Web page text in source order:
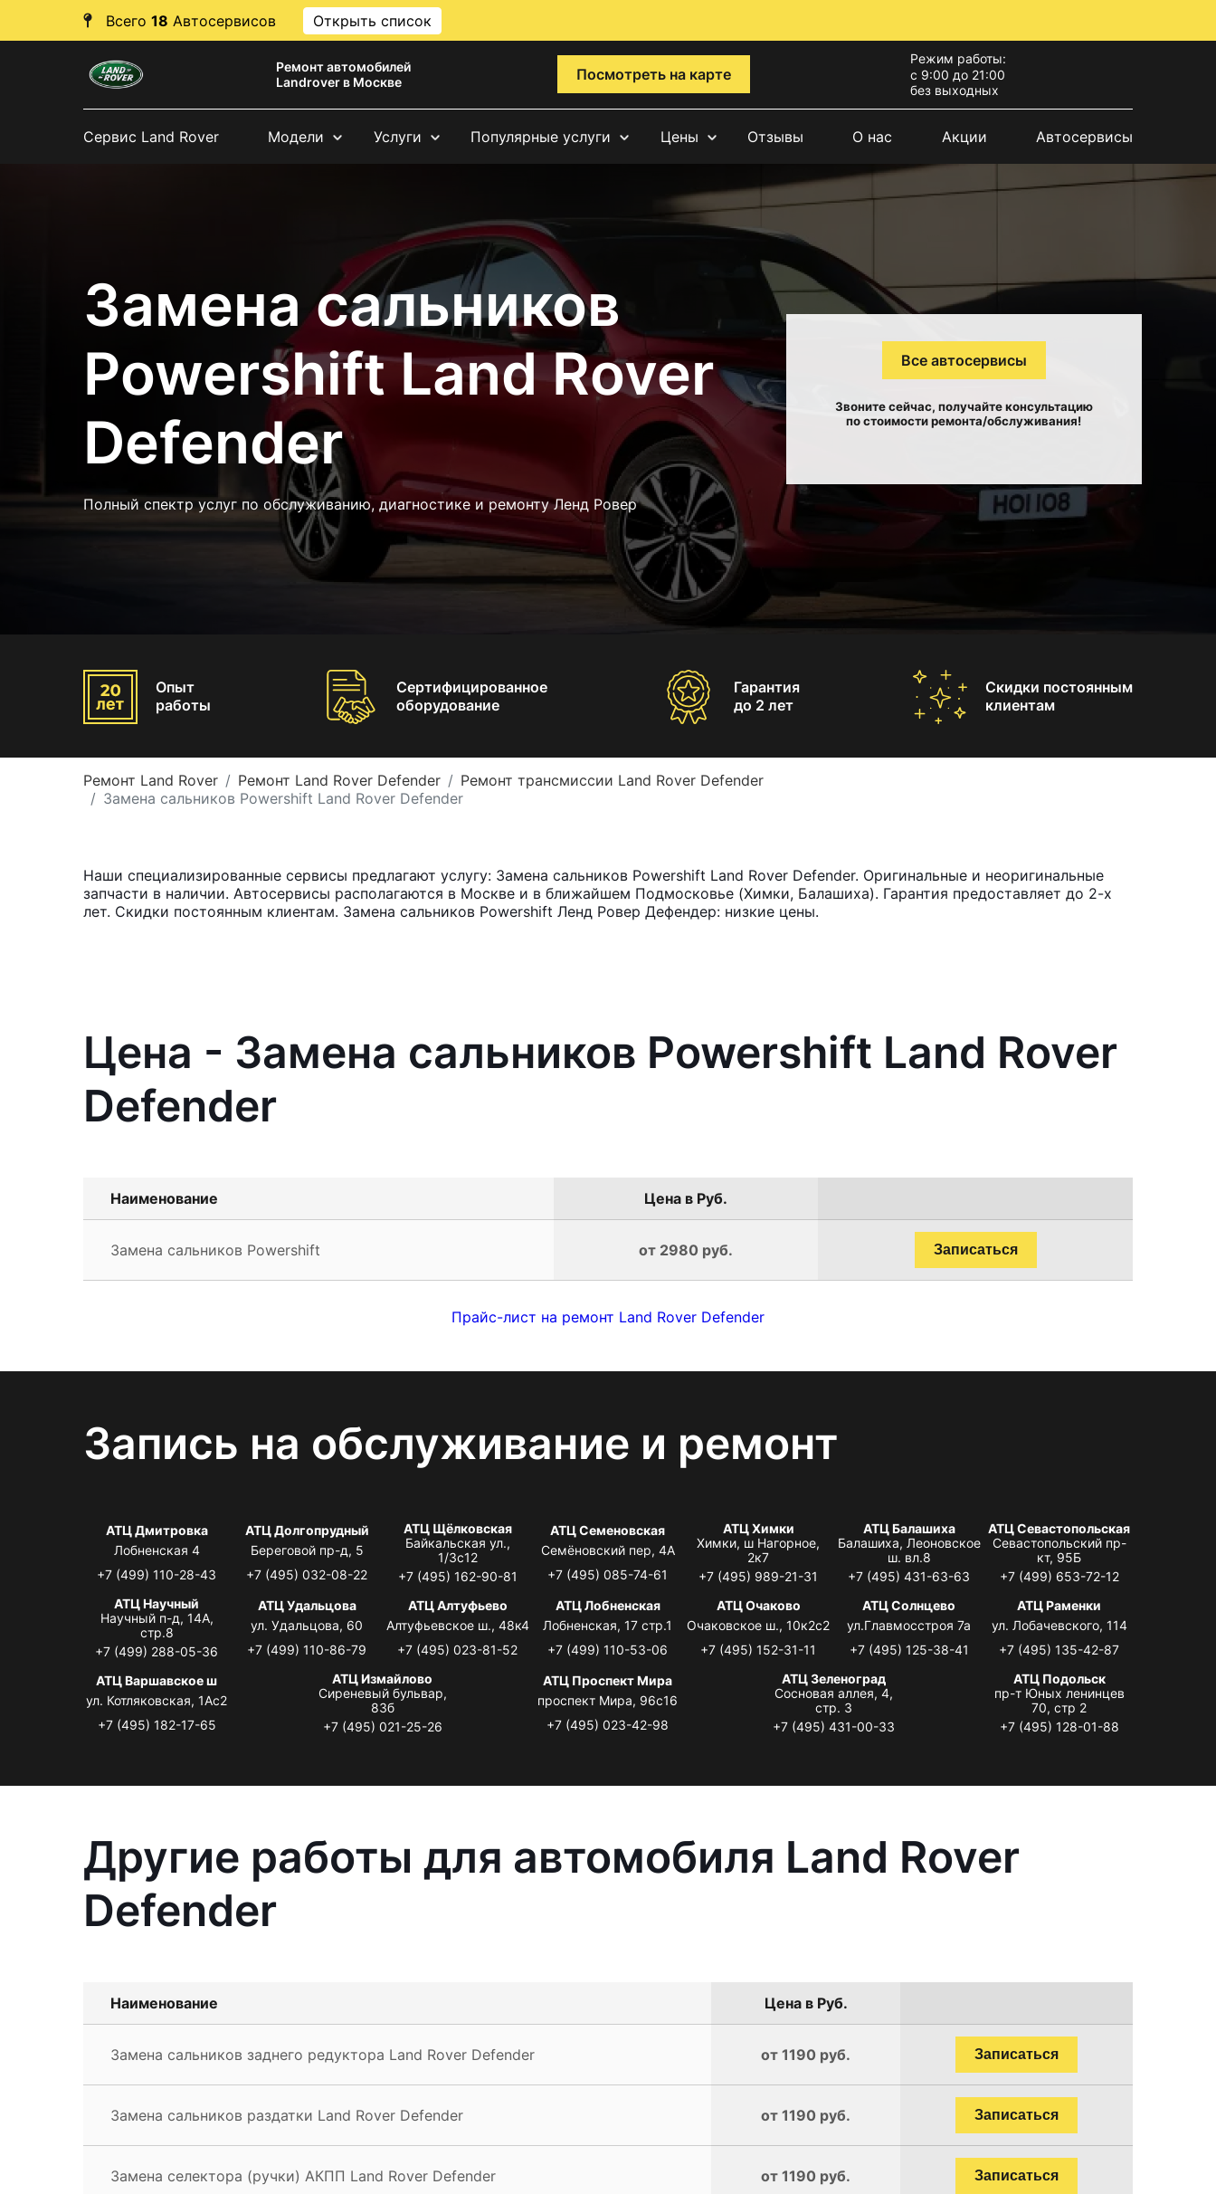
Всего 18 Автосервисов Открыть список
Ремонт автомобилей
Landrover в Москве
Посмотреть на карте
Режим работы:
с 9:00 до 21:00
без выходных
Сервис Land Rover Модели Услуги Популярные услуги Цены Отзывы О нас Акции Автосервисы
Замена сальников
Powershift Land Rover
Defender
Полный спектр услуг по обслуживанию, диагностике и ремонту Ленд Ровер
Все автосервисы
Звоните сейчас, получайте консультацию
по стоимости ремонта/обслуживания!
Опыт
работы
Сертифицированное
оборудование
Гарантия
до 2 лет
Скидки постоянным
клиентам
Ремонт Land Rover Ремонт Land Rover Defender
Ремонт трансмиссии Land Rover Defender
Замена сальников Powershift Land Rover Defender
Наши специализированные сервисы предлагают услугу: Замена сальников Powershift Land Rover Defender. Оригинальные и неоригинальные
запчасти в наличии. Автосервисы располагаются в Москве и в ближайшем Подмосковье (Химки, Балашиха). Гарантия предоставляет до 2-х
лет. Скидки постоянным клиентам. Замена сальников Powershift Ленд Ровер Дефендер: низкие цены.
Цена - Замена сальников Powershift Land Rover
Defender
Наименование Цена в Руб.
Замена сальников Powershift от 2980 руб. Записаться
Прайс-лист на ремонт Land Rover Defender
Запись на обслуживание и ремонт
АТЦ Дмитровка
Лобненская 4
+7 (499) 110-28-43
АТЦ Долгопрудный
Береговой пр-д, 5
+7 (495) 032-08-22
АТЦ Щёлковская
Байкальская ул.,
1/3с12
+7 (495) 162-90-81
АТЦ Семеновская
Семёновский пер, 4А
+7 (495) 085-74-61
АТЦ Химки
Химки, ш Нагорное,
2к7
+7 (495) 989-21-31
АТЦ Балашиха
Балашиха, Леоновское
ш. вл.8
+7 (495) 431-63-63
АТЦ Севастопольская
Севастопольский пр-
кт, 95Б
+7 (499) 653-72-12
АТЦ Научный
Научный п-д, 14А,
стр.8
+7 (499) 288-05-36
АТЦ Удальцова
ул. Удальцова, 60
+7 (499) 110-86-79
АТЦ Алтуфьево
Алтуфьевское ш., 48к4
+7 (495) 023-81-52
АТЦ Лобненская
Лобненская, 17 стр.1
+7 (499) 110-53-06
АТЦ Очаково
Очаковское ш., 10к2с2
+7 (495) 152-31-11
АТЦ Солнцево
ул.Главмосстроя 7а
+7 (495) 125-38-41
АТЦ Раменки
ул. Лобачевского, 114
+7 (495) 135-42-87
АТЦ Варшавское ш
ул. Котляковская, 1Ас2
+7 (495) 182-17-65
АТЦ Измайлово
Сиреневый бульвар,
83б
+7 (495) 021-25-26
АТЦ Проспект Мира
проспект Мира, 96с16
+7 (495) 023-42-98
АТЦ Зеленоград
Сосновая аллея, 4,
стр. 3
+7 (495) 431-00-33
АТЦ Подольск
пр-т Юных ленинцев
70, стр 2
+7 (495) 128-01-88
Другие работы для автомобиля Land Rover
Defender
Наименование Цена в Руб.
Замена сальников заднего редуктора Land Rover Defender от 1190 руб. Записаться
Замена сальников раздатки Land Rover Defender от 1190 руб. Записаться
Замена селектора (ручки) АКПП Land Rover Defender от 1190 руб. Записаться